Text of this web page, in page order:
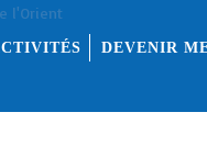
DEVENIR